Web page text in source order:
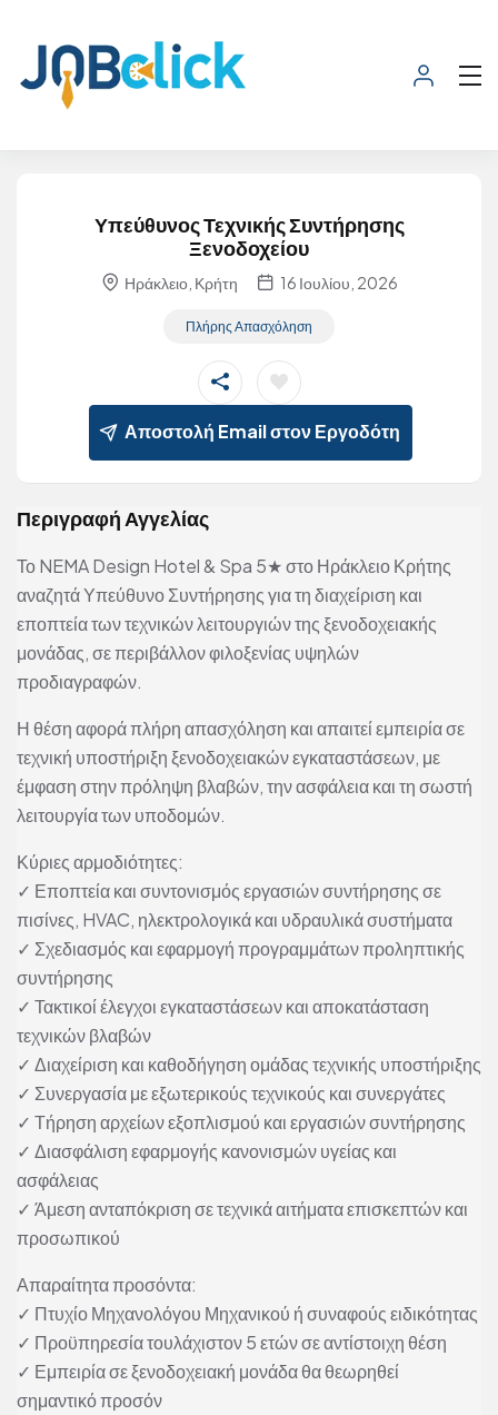
Υπεύθυνος Τεχνικής Συντήρησης
Ξενοδοχείου
Ηράκλειο, Κρήτη 16 Ιουλίου, 2026
Πλήρης Απασχόληση
Αποστολή Email στον Εργοδότη
Περιγραφή Αγγελίας
Το NEMA Design Hotel & Spa 5★ στο Ηράκλειο Κρήτης
αναζητά Υπεύθυνο Συντήρησης για τη διαχείριση και
εποπτεία των τεχνικών λειτουργιών της ξενοδοχειακής
μονάδας, σε περιβάλλον φιλοξενίας υψηλών
προδιαγραφών.
Η θέση αφορά πλήρη απασχόληση και απαιτεί εμπειρία σε
τεχνική υποστήριξη ξενοδοχειακών εγκαταστάσεων, με
έμφαση στην πρόληψη βλαβών, την ασφάλεια και τη σωστή
λειτουργία των υποδομών.
Κύριες αρμοδιότητες:
✓ Εποπτεία και συντονισμός εργασιών συντήρησης σε
πισίνες, HVAC, ηλεκτρολογικά και υδραυλικά συστήματα
✓ Σχεδιασμός και εφαρμογή προγραμμάτων προληπτικής
συντήρησης
✓ Τακτικοί έλεγχοι εγκαταστάσεων και αποκατάσταση
τεχνικών βλαβών
✓ Διαχείριση και καθοδήγηση ομάδας τεχνικής υποστήριξης
✓ Συνεργασία με εξωτερικούς τεχνικούς και συνεργάτες
✓ Τήρηση αρχείων εξοπλισμού και εργασιών συντήρησης
✓ Διασφάλιση εφαρμογής κανονισμών υγείας και
ασφάλειας
✓ Άμεση ανταπόκριση σε τεχνικά αιτήματα επισκεπτών και
προσωπικού
Απαραίτητα προσόντα:
✓ Πτυχίο Μηχανολόγου Μηχανικού ή συναφούς ειδικότητας
✓ Προϋπηρεσία τουλάχιστον 5 ετών σε αντίστοιχη θέση
✓ Εμπειρία σε ξενοδοχειακή μονάδα θα θεωρηθεί
σημαντικό προσόν